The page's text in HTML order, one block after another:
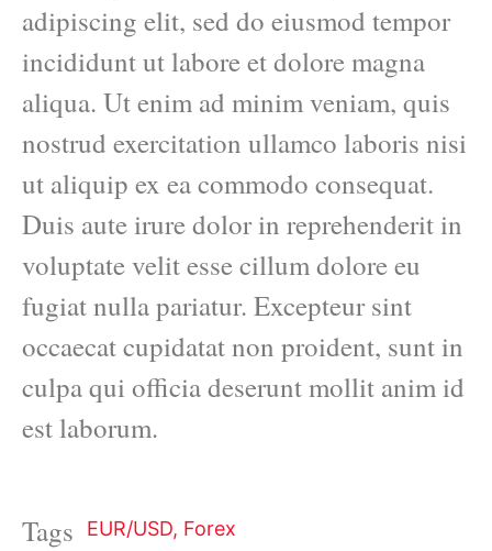
adipiscing elit, sed do eiusmod tempor
incididunt ut labore et dolore magna
aliqua. Ut enim ad minim veniam, quis
nostrud exercitation ullamco laboris nisi
ut aliquip ex ea commodo consequat.
Duis aute irure dolor in reprehenderit in
voluptate velit esse cillum dolore eu
fugiat nulla pariatur. Excepteur sint
occaecat cupidatat non proident, sunt in
culpa qui officia deserunt mollit anim id
est laborum.
Tags EUR/USD, Forex